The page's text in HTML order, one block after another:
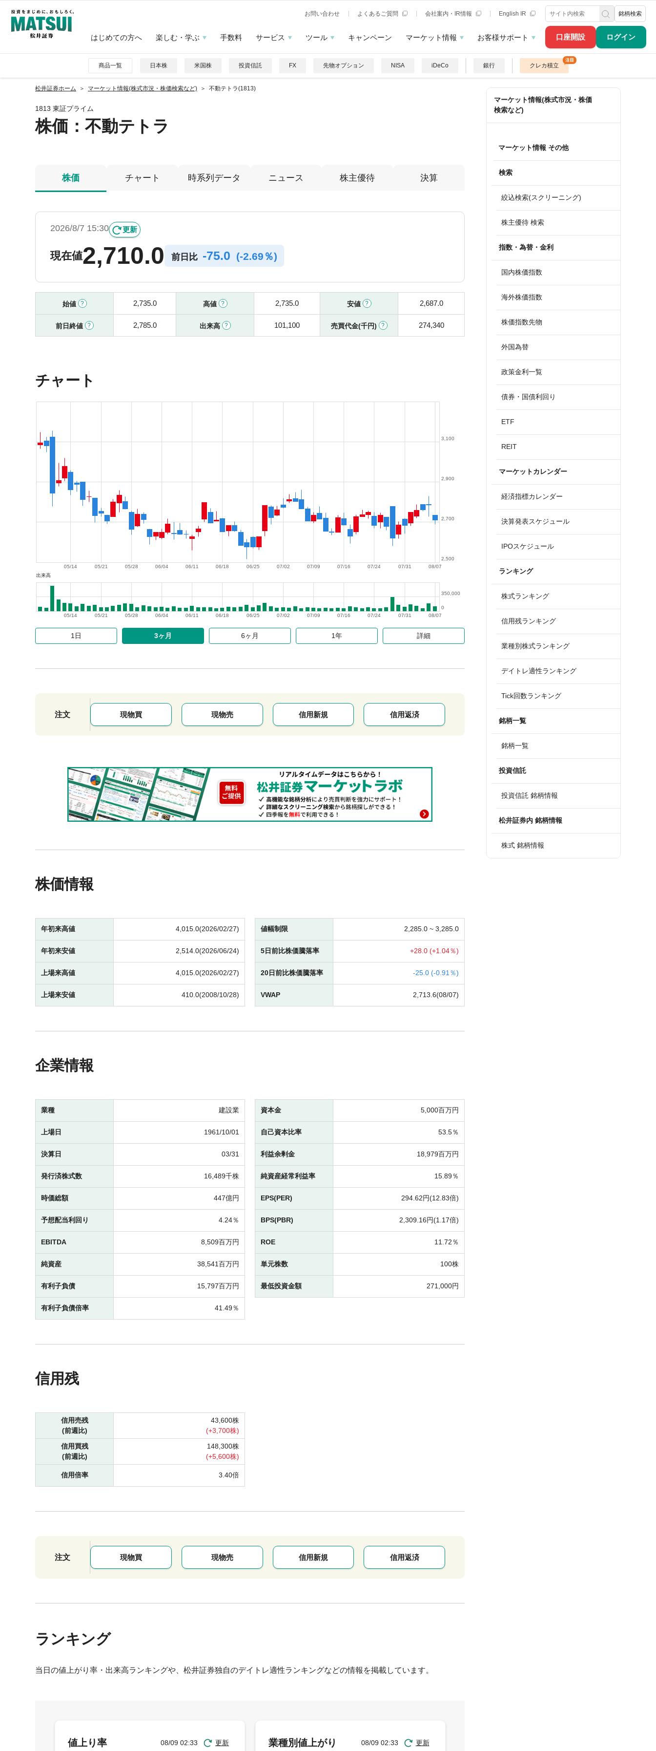
口座開設 ログイン
お問い合わせ よくあるご質問 会社案内・IR情報 English IR 銘柄検索
はじめての方へ 楽しむ・学ぶ 手数料 サービス ツール キャンペーン マーケット情報 お客様サポート
商品一覧 日本株 米国株 投資信託 FX 先物オプション NISA iDeCo 銀行 クレカ積立
松井証券ホーム マーケット情報(株式市況・株価検索など) 不動テトラ(1813)
1813 東証プライム
株価 ：不動テトラ
株価 チャート 時系列データ ニュース 株主優待 決算
2026/8/7 15:30 更新
現在値2,710.0 前日比 -75.0 (-2.69％)
始値 2,735.0 高値 2,735.0 安値 2,687.0
前日終値 2,785.0 出来高 101,100 売買代金(千円) 274,340
チャート
08/07
07/31
07/24
07/16
07/09
07/02
06/25
06/18
06/11
06/04
05/28
05/21
05/14
2,500
2,700
2,900
3,100
出来高
08/07
07/31
07/24
07/16
07/09
07/02
06/25
06/18
06/11
06/04
05/28
05/21
05/14
0
350,000
1日 3ヶ月 6ヶ月 1年 詳細
注文 現物買 現物売 信用新規 信用返済
株価情報
年初来高値 4,015.0(2026/02/27)
年初来安値 2,514.0(2026/06/24)
上場来高値 4,015.0(2026/02/27)
上場来安値 410.0(2008/10/28)
値幅制限 2,285.0 ~ 3,285.0
5日前比株価騰落率 +28.0 (+1.04％)
20日前比株価騰落率 -25.0 (-0.91％)
VWAP 2,713.6(08/07)
企業情報
業種 建設業
上場日 1961/10/01
決算日 03/31
発行済株式数 16,489千株
時価総額 447億円
予想配当利回り 4.24％
EBITDA 8,509百万円
純資産 38,541百万円
有利子負債 15,797百万円
有利子負債倍率 41.49％
資本金 5,000百万円
自己資本比率 53.5％
利益余剰金 18,979百万円
純資産経常利益率 15.89％
EPS(PER) 294.62円(12.83倍)
BPS(PBR) 2,309.16円(1.17倍)
ROE 11.72％
単元株数 100株
最低投資金額 271,000円
信用残
信用売残
(前週比)
43,600株
(+3,700株)
信用買残
(前週比)
148,300株
(+5,600株)
信用倍率 3.40倍
注文 現物買 現物売 信用新規 信用返済
ランキング
当日の値上がり率・出来高ランキングや、松井証券独自のデイトレ適性ランキングなどの情報を掲載しています。
マーケット情報(株式市況・株価
検索など)
マーケット情報 その他
検索
絞込検索(スクリーニング)
株主優待 検索
指数・為替・金利
国内株価指数
海外株価指数
株価指数先物
外国為替
政策金利一覧
債券・国債利回り
ETF
REIT
マーケットカレンダー
経済指標カレンダー
決算発表スケジュール
IPOスケジュール
ランキング
株式ランキング
信用残ランキング
業種別株式ランキング
デイトレ適性ランキング
Tick回数ランキング
銘柄一覧
銘柄一覧
投資信託
投資信託 銘柄情報
松井証券内 銘柄情報
株式 銘柄情報